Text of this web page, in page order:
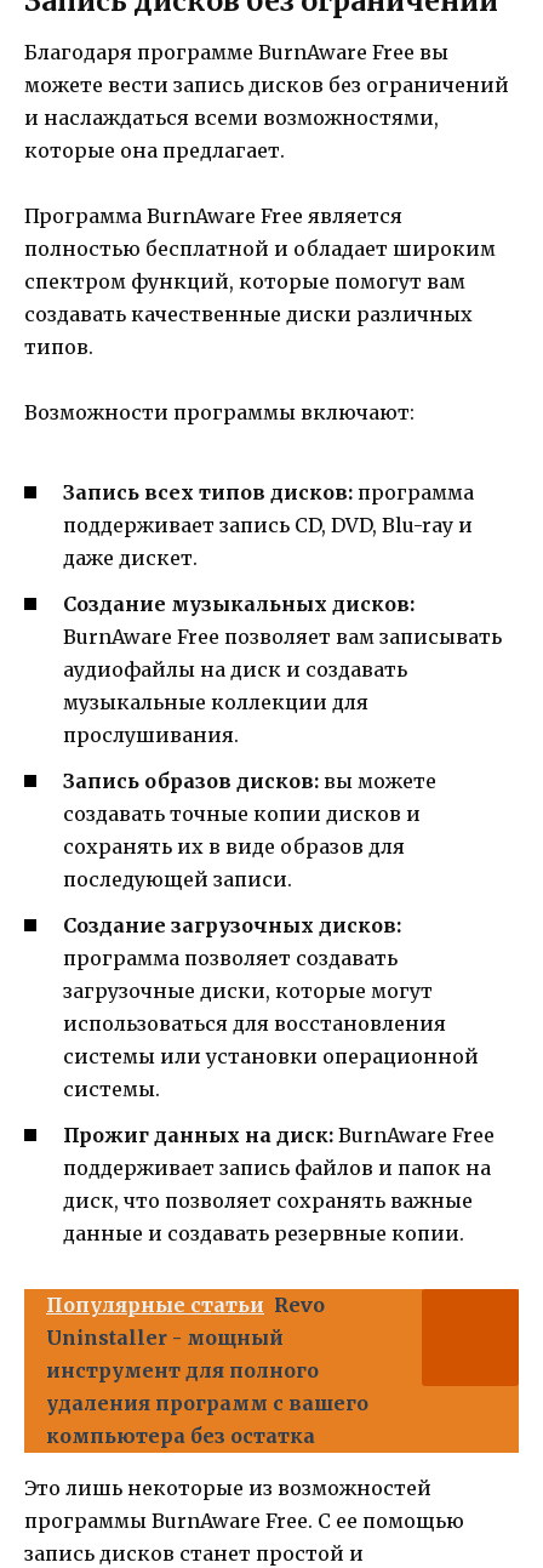
Благодаря программе BurnAware Free вы
можете вести запись дисков без ограничений
и наслаждаться всеми возможностями,
которые она предлагает.
Программа BurnAware Free является
полностью бесплатной и обладает широким
спектром функций, которые помогут вам
создавать качественные диски различных
типов.
Возможности программы включают:
Запись всех типов дисков: программа
поддерживает запись CD, DVD, Blu-ray и
даже дискет.
Создание музыкальных дисков:
BurnAware Free позволяет вам записывать
аудиофайлы на диск и создавать
музыкальные коллекции для
прослушивания.
Запись образов дисков: вы можете
создавать точные копии дисков и
сохранять их в виде образов для
последующей записи.
Создание загрузочных дисков:
программа позволяет создавать
загрузочные диски, которые могут
использоваться для восстановления
системы или установки операционной
системы.
Прожиг данных на диск: BurnAware Free
поддерживает запись файлов и папок на
диск, что позволяет сохранять важные
данные и создавать резервные копии.
Популярные статьи Revo
Uninstaller - мощный
инструмент для полного
удаления программ с вашего
компьютера без остатка
Это лишь некоторые из возможностей
программы BurnAware Free. С ее помощью
запись дисков станет простой и